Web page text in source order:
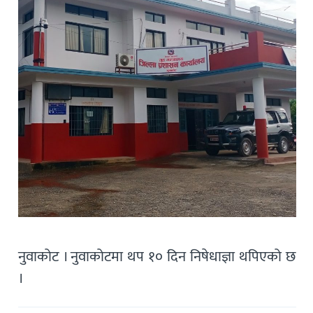
नुवाकोट । नुवाकोटमा थप १० दिन निषेधाज्ञा थपिएको छ
।